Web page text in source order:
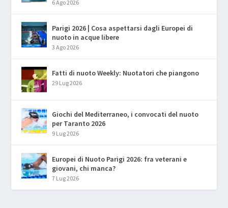
6 Ago 2026
Parigi 2026 | Cosa aspettarsi dagli Europei di
nuoto in acque libere
3 Ago 2026
Fatti di nuoto Weekly: Nuotatori che piangono
29 Lug 2026
Giochi del Mediterraneo, i convocati del nuoto
per Taranto 2026
9 Lug 2026
Europei di Nuoto Parigi 2026: fra veterani e
giovani, chi manca?
7 Lug 2026